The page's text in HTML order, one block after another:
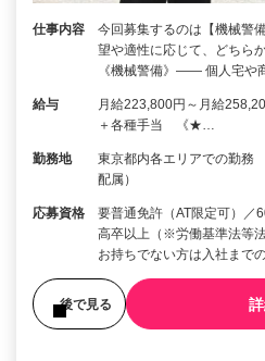
仕事内容
今回募集するのは【機械警
望や適性に応じて、どち
《機械警備》―― 個人宅や
給与
月給223,800円～月給
＋各種手当 《★…
勤務地
東京都内各エリアでの勤務
配属）
応募資格
要普通免許（AT限定可）／
高卒以上（※労働基準法等
お持ちでない方は入社まで
後で見る